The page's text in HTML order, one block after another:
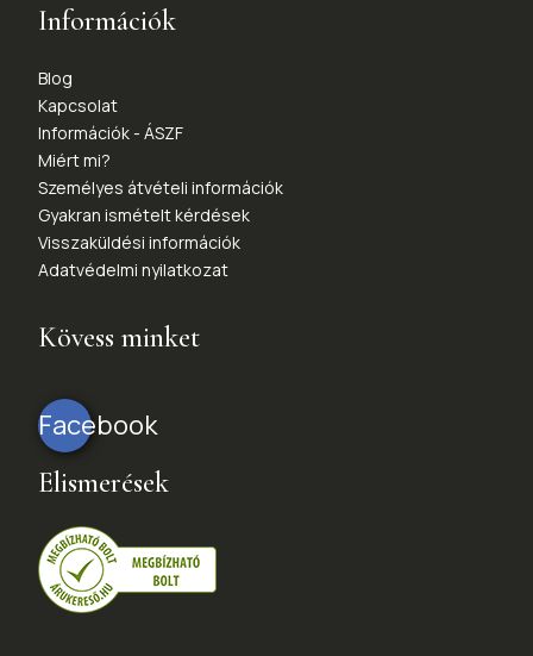
Információk
Blog
Kapcsolat
Információk - ÁSZF
Miért mi?
Személyes átvételi információk
Gyakran ismételt kérdések
Visszaküldési információk
Adatvédelmi nyilatkozat
Kövess minket
Facebook
Elismerések